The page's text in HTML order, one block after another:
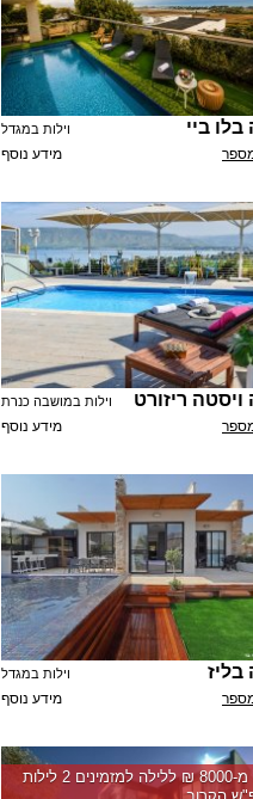
בלו ביי וילות במגדל
מידע נוסף
ויסטה ריזורט וילות במושבה כנרת
מידע נוסף
בליז וילות במגדל
מידע נוסף
החל מ-‏8000 ₪ ללילה למזמינים 2 לילות